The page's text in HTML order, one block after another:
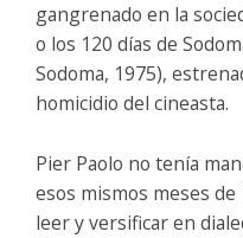
gangrenado en la
o los 120 días de
Sodoma, 1975),
homicidio del cineasta.
Pier Paolo no tenía
esos mismos meses
leer y versificar en